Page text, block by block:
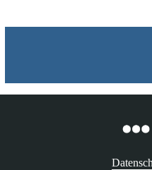
keine